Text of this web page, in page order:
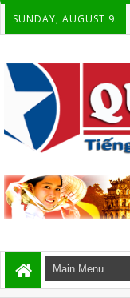
SUNDAY, AUGUST 9.